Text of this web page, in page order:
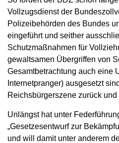
Vollzugsdienst der
Polizeibehörden des Bundes
eingeführt und seither
Schutzmaßnahmen für
gewaltsamen Übergriffen von
Gesamtbetrachtung auch eine
Internetpranger) ausgesetzt
Reichsbürgerszene zurück
Unlängst hat unter
„Gesetzesentwurf zur
und will damit unter anderem